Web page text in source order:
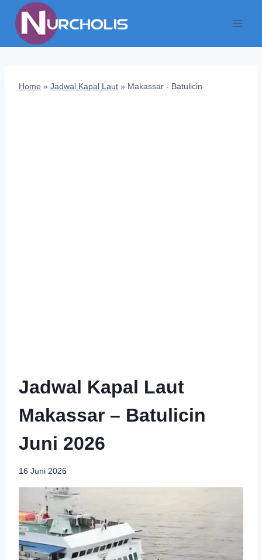
content
Home » Jadwal Kapal Laut » Makassar - Batulicin
Jadwal Kapal Laut
Makassar – Batulicin
Juni 2026
16 Juni 2026